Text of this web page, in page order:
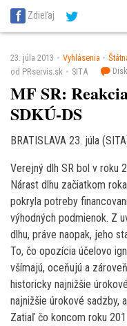
SITA Energetika
SITA Potravinárstvo
Zdieľaj
23. júla 2013 Vyhlásenia
od PRservis.sk
SITA
MF SR:
SDKÚ-DS
BRATISLAVA 23. júla
Verejný dlh SR bol v roku
Nárast dlhu začiatkom
pokryla potreby
výhodných podmienok. Z
dlhu, práve naopak, jeho
To, čo opozícia účelovo
všímajú, oceňujú a
historicky najnižšie
najnižšie úrokové sadzby,
Zatiaľ čo koncom roku